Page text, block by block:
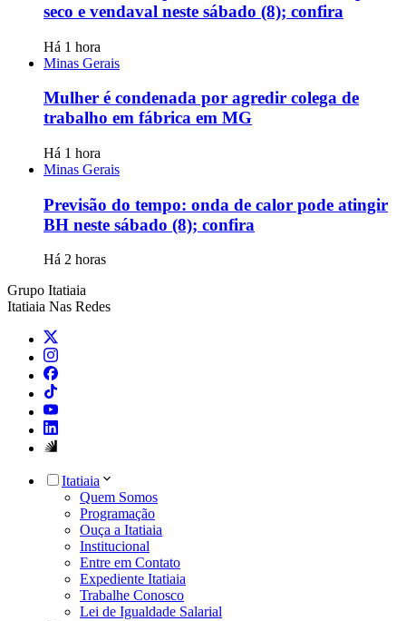
seco e vendaval neste sábado (8); confira
Há 1 hora
Minas Gerais
Mulher é condenada por agredir colega de
trabalho em fábrica em MG
Há 1 hora
Minas Gerais
Previsão do tempo: onda de calor pode atingir
BH neste sábado (8); confira
Há 2 horas
Grupo Itatiaia
Itatiaia Nas Redes
Itatiaia
Quem Somos
Programação
Ouça a Itatiaia
Institucional
Entre em Contato
Expediente Itatiaia
Trabalhe Conosco
Lei de Igualdade Salarial